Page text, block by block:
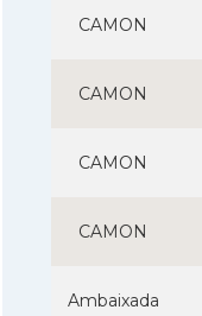
CAMON
CAMON
CAMON
CAMON
Ambaixada